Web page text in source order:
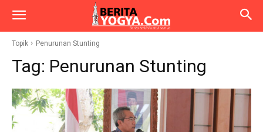
Topik Penurunan Stunting
Tag: Penurunan Stunting